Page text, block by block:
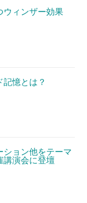
ウィンザー効果
記憶とは？
ション他をテーマ
講演会に登壇